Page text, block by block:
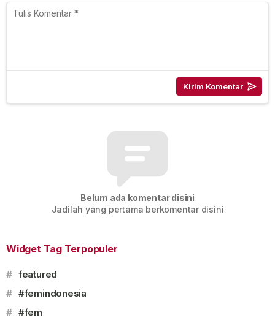
Belum ada komentar disini
Jadilah yang pertama berkomentar disini
Widget Tag Terpopuler
# featured
# #femindonesia
# #fem